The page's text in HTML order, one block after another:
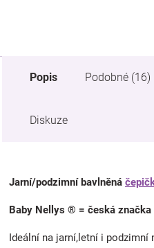
Popis Podobné (16)
Diskuze
Jarní/podzimní bavlněná
Baby Nellys ® = česká
Ideální na jarní,letní i podzimní